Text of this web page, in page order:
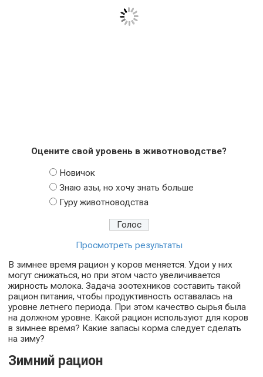
Оцените свой уровень в животноводстве?
Новичок
Знаю азы, но хочу знать больше
Гуру животноводства
Просмотреть результаты
В зимнее время рацион у коров меняется. Удои у них
могут снижаться, но при этом часто увеличивается
жирность молока. Задача зоотехников составить такой
рацион питания, чтобы продуктивность оставалась на
уровне летнего периода. При этом качество сырья была
на должном уровне. Какой рацион используют для коров
в зимнее время? Какие запасы корма следует сделать
на зиму?
Зимний рацион